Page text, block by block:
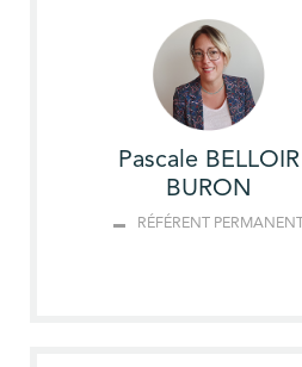
Pascale BELLOIR
BURON
RÉFÉRENT PERMANENT